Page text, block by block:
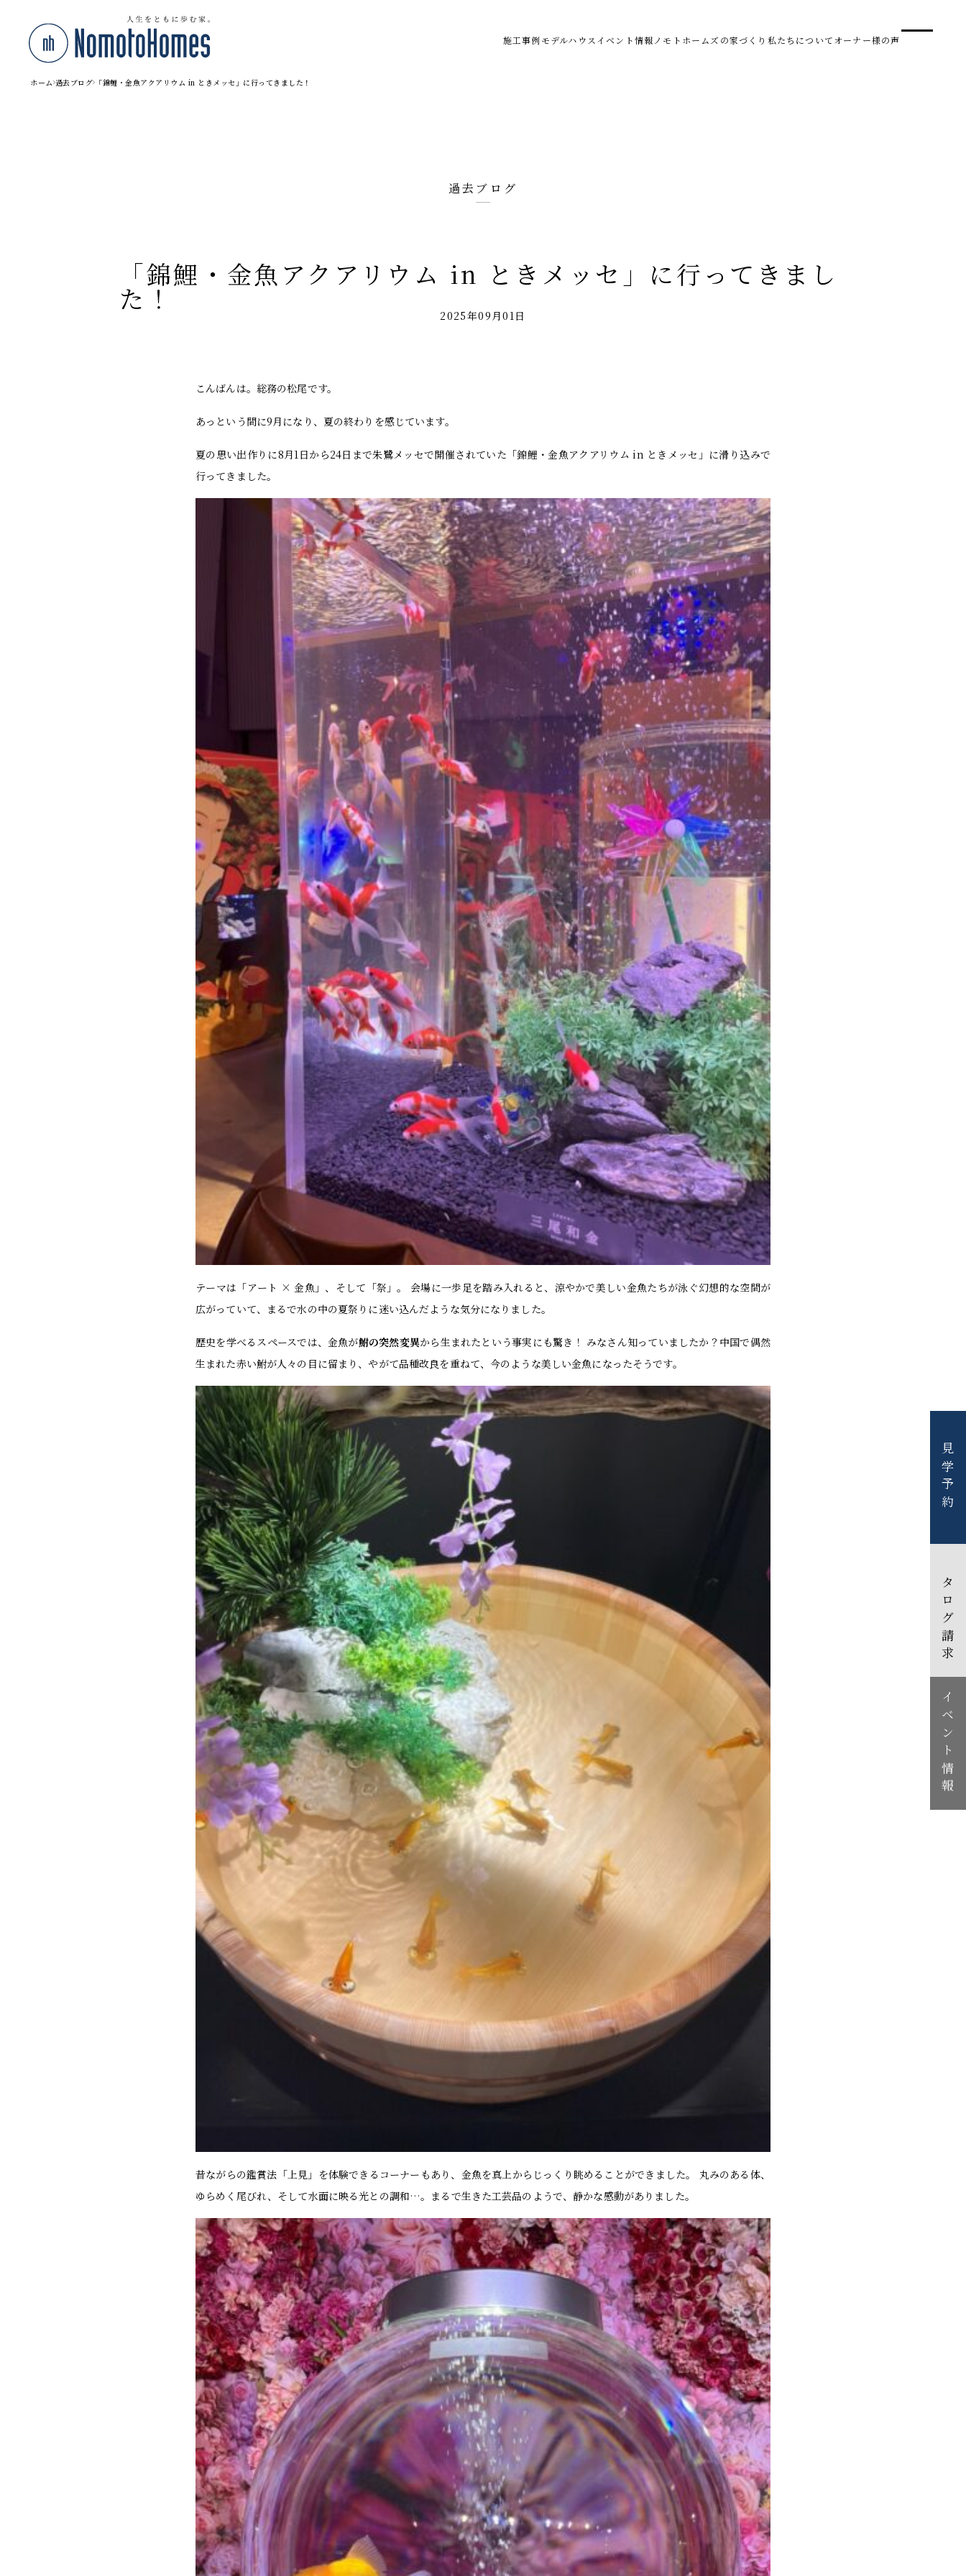
施工事例モデルハウス イベント情報 ノモトホームズの家づくり 私たちについて オーナー様の声
ホーム 過去ブログ 「錦鯉・金魚アクアリウム in ときメッセ」に行ってきました！
過去ブログ
「錦鯉・金魚アクアリウム in ときメッセ」に行ってきまし
た！ 2025年09月01日
こんばんは。総務の松尾です。
あっという間に9月になり、夏の終わりを感じています。
夏の思い出作りに8月1日から24日まで朱鷺メッセで開催されていた「錦鯉・金魚アクアリウム in ときメッセ」に滑り込みで
行ってきました。
テーマは「アート × 金魚」、そして「祭」。 会場に一歩足を踏み入れると、涼やかで美しい金魚たちが泳ぐ幻想的な空間が
広がっていて、まるで水の中の夏祭りに迷い込んだような気分になりました。
歴史を学べるスペースでは、金魚が鮒の突然変異から生まれたという事実にも驚き！ みなさん知っていましたか？中国で偶然
生まれた赤い鮒が人々の目に留まり、やがて品種改良を重ねて、今のような美しい金魚になったそうです。
昔ながらの鑑賞法「上見」を体験できるコーナーもあり、金魚を真上からじっくり眺めることができました。 丸みのある体、
ゆらめく尾びれ、そして水面に映る光との調和…。まるで生きた工芸品のようで、静かな感動がありました。
見学予約
カタログ請求
イベント情報